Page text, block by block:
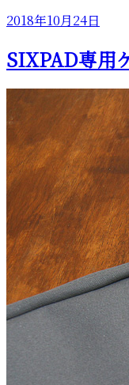
Link
投
日:
2018年10月24日
SIXPAD専用